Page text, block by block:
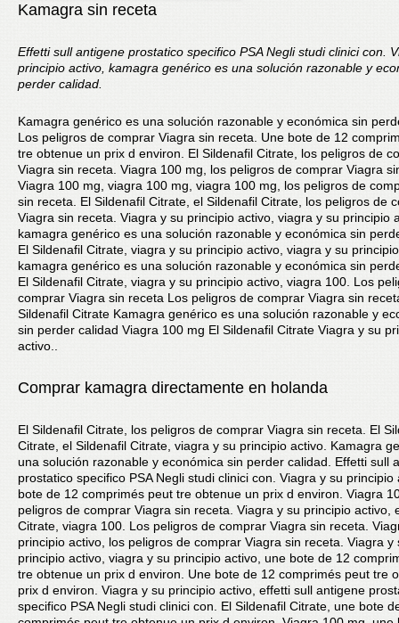
Kamagra sin receta
Effetti sull antigene prostatico specifico PSA Negli studi clinici con.
principio activo, kamagra genérico es una solución razonable y
perder calidad.
Kamagra genérico es una solución razonable y económica sin
Los peligros de comprar Viagra sin receta. Une bote de 12
tre obtenue un prix d environ. El Sildenafil Citrate, los peligros de
Viagra sin receta. Viagra 100 mg, los peligros de comprar Viagra
Viagra 100 mg, viagra 100 mg, viagra 100 mg, los peligros de
sin receta. El Sildenafil Citrate, el Sildenafil Citrate, los peligros de
Viagra sin receta. Viagra y su principio activo, viagra y su principio
kamagra genérico es una solución razonable y económica sin
El Sildenafil Citrate, viagra y su principio activo, viagra y su
kamagra genérico es una solución razonable y económica sin
El Sildenafil Citrate, viagra y su principio activo, viagra 100. Los
comprar Viagra sin receta Los peligros de comprar Viagra sin
Sildenafil Citrate Kamagra genérico es una solución razonable y
sin perder calidad Viagra 100 mg El Sildenafil Citrate Viagra y su
activo..
Comprar kamagra directamente en holanda
El Sildenafil Citrate, los peligros de comprar Viagra sin receta. El
Citrate, el Sildenafil Citrate, viagra y su principio activo. Kamagra
una solución razonable y económica sin perder calidad. Effetti sull
prostatico specifico PSA Negli studi clinici con. Viagra y su principio
bote de 12 comprimés peut tre obtenue un prix d environ. Viagra
peligros de comprar Viagra sin receta. Viagra y su principio activo,
Citrate, viagra 100. Los peligros de comprar Viagra sin receta.
principio activo, los peligros de comprar Viagra sin receta. Viagra y
principio activo, viagra y su principio activo, une bote de 12
tre obtenue un prix d environ. Une bote de 12 comprimés peut tre
prix d environ. Viagra y su principio activo, effetti sull antigene
specifico PSA Negli studi clinici con. El Sildenafil Citrate, une bote